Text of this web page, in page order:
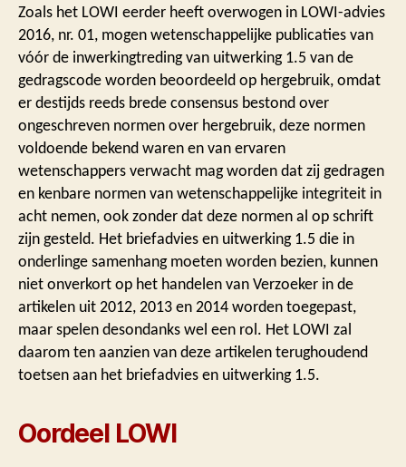
Zoals het LOWI eerder heeft overwogen in LOWI-advies
2016, nr. 01, mogen wetenschappelijke publicaties van
vóór de inwerkingtreding van uitwerking 1.5 van de
gedragscode worden beoordeeld op hergebruik, omdat
er destijds reeds brede consensus bestond over
ongeschreven normen over hergebruik, deze normen
voldoende bekend waren en van ervaren
wetenschappers verwacht mag worden dat zij gedragen
en kenbare normen van wetenschappelijke integriteit in
acht nemen, ook zonder dat deze normen al op schrift
zijn gesteld. Het briefadvies en uitwerking 1.5 die in
onderlinge samenhang moeten worden bezien, kunnen
niet onverkort op het handelen van Verzoeker in de
artikelen uit 2012, 2013 en 2014 worden toegepast,
maar spelen desondanks wel een rol. Het LOWI zal
daarom ten aanzien van deze artikelen terughoudend
toetsen aan het briefadvies en uitwerking 1.5.
Oordeel LOWI